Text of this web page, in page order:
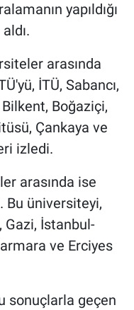
yapıldığı
arasında
İTÜ, Sabancı,
Bilkent, Boğaziçi,
Çankaya ve
izledi.
arasında ise
Bu üniversiteyi,
Gazi, İstanbul-
ve Erciyes
sonuçlarla geçen